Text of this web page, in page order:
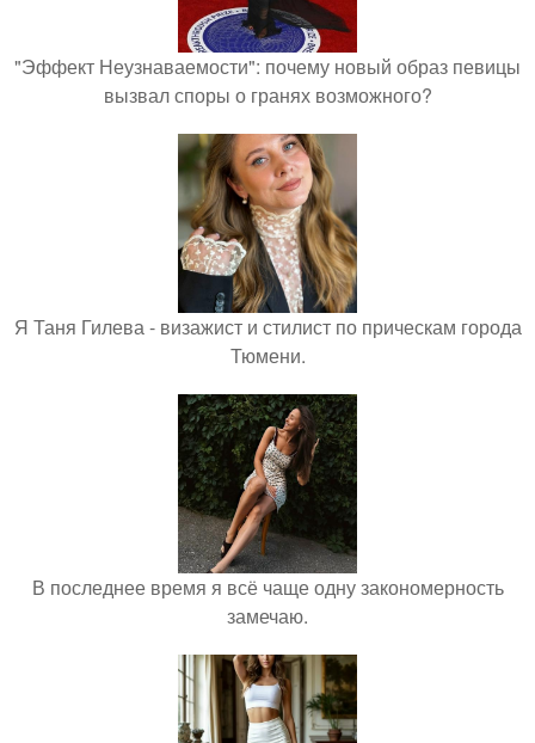
"Эффект Неузнаваемости": почему новый образ певицы
вызвал споры о гранях возможного?
Я Таня Гилева - визажист и стилист по прическам города
Тюмени.
В последнее время я всё чаще одну закономерность
замечаю.